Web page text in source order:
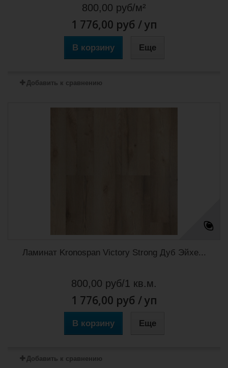
800,00 руб/м²
1 776,00 руб / уп
В корзину Еще
Добавить к сравнению
Ламинат Kronospan Victory Strong Дуб Эйхе...
800,00 руб/1 кв.м.
1 776,00 руб / уп
В корзину Еще
Добавить к сравнению